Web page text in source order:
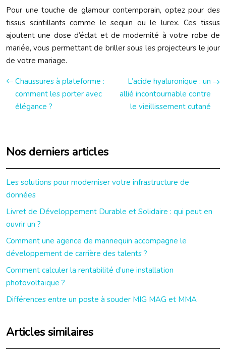
Pour une touche de glamour contemporain, optez pour des
tissus scintillants comme le sequin ou le lurex. Ces tissus
ajoutent une dose d’éclat et de modernité à votre robe de
mariée, vous permettant de briller sous les projecteurs le jour
de votre mariage.
Chaussures à plateforme :
comment les porter avec
élégance ?
L’acide hyaluronique : un
allié incontournable contre
le vieillissement cutané
Nos derniers articles
Les solutions pour moderniser votre infrastructure de
données
Livret de Développement Durable et Solidaire : qui peut en
ouvrir un ?
Comment une agence de mannequin accompagne le
développement de carrière des talents ?
Comment calculer la rentabilité d’une installation
photovoltaïque ?
Différences entre un poste à souder MIG MAG et MMA
Articles similaires